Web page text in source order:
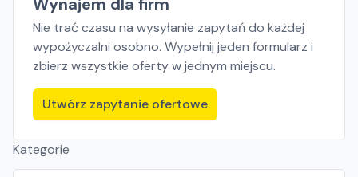
Nie trać czasu na wysyłanie zapytań do każdej
wypożyczalni osobno. Wypełnij jeden formularz i
zbierz wszystkie oferty w jednym miejscu.
Utwórz zapytanie ofertowe
Kategorie